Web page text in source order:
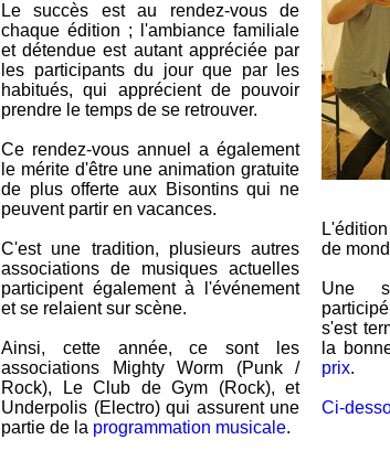
Le succès est au rendez-vous de
chaque édition ; l'ambiance familiale
et détendue est autant appréciée par
les participants du jour que par les
habitués, qui apprécient de pouvoir
prendre le temps de se retrouver.
Ce rendez-vous annuel a également
le mérite d'être une animation gratuite
de plus offerte aux Bisontins qui ne
peuvent partir en vacances.
C'est une tradition, plusieurs autres
associations de musiques actuelles
participent également à l'événement
et se relaient sur scène.
Ainsi, cette année, ce sont les
associations Mighty Worm (Punk /
Rock), Le Club de Gym (Rock), et
Underpolis (Electro) qui assurent une
partie de la programmation musicale.
de
Une
s'est
la
prix.
Ci-